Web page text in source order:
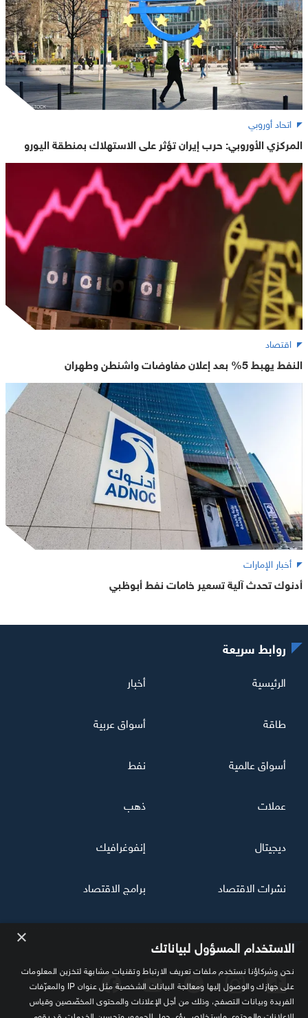
اتحاد أوروبي
المركزي الأوروبي: حرب إيران تؤثر على الاستهلاك بمنطقة اليورو
اقتصاد
النفط يهبط 5% بعد إعلان مفاوضات واشنطن وطهران
أخبار الإمارات
أدنوك تحدث آلية تسعير خامات نفط أبوظبي
تابعنا
روابط سريعة
الرئيسية أخبار
طاقة أسواق عربية
أسواق عالمية نفط
عملات ذهب
ديجيتال إنفوغرافيك
نشرات الاقتصاد برامج الاقتصاد
× الاستخدام المسؤول لبياناتك
نحن وشركاؤنا نستخدم ملفات تعريف الارتباط وتقنيات مشابهة لتخزين المعلومات
على جهازك والوصول إليها ومعالجة البيانات الشخصية مثل عنوان IP والمعرّفات
الفريدة وبيانات التصفح، وذلك من أجل الإعلانات والمحتوى المخصّصين وقياس
الإعلانات والمحتوى واستخلاص رؤى حول الجمهور وتحسين الخدمات. قد يقوم